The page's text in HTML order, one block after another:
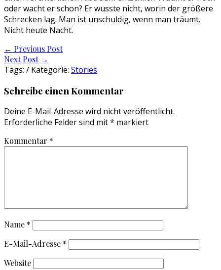
oder wacht er schon? Er wusste nicht, worin der größere
Schrecken lag. Man ist unschuldig, wenn man träumt.
Nicht heute Nacht.
Post
navigation
← Previous Post
Next Post →
Tags: / Kategorie: Stories
Schreibe einen Kommentar
Deine E-Mail-Adresse wird nicht veröffentlicht.
Erforderliche Felder sind mit* markiert
Kommentar *
Name *
E-Mail-Adresse *
Website